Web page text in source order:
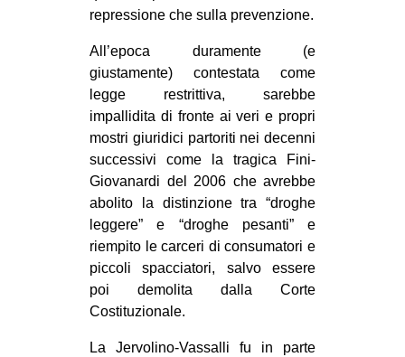
repressione che sulla prevenzione.
All’epoca duramente (e
giustamente) contestata come
legge restrittiva, sarebbe
impallidita di fronte ai veri e propri
mostri giuridici partoriti nei decenni
successivi come la tragica Fini-
Giovanardi del 2006 che avrebbe
abolito la distinzione tra “droghe
leggere” e “droghe pesanti” e
riempito le carceri di consumatori e
piccoli spacciatori, salvo essere
poi demolita dalla Corte
Costituzionale.
La Jervolino-Vassalli fu in parte